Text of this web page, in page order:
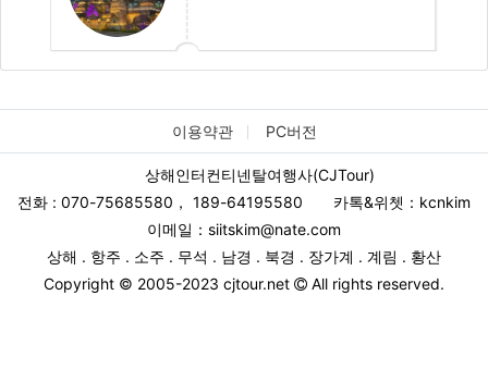
이용약관 PC버전
상해인터컨티넨탈여행사(CJTour)
전화 : 070-75685580 ， 189-64195580
카톡&위쳇：kcnkim
이메일：siitskim@nate.com
상해 . 항주 . 소주 . 무석 . 남경 . 북경 . 장가계 . 계림 . 황산
Copyright © 2005-2023 cjtour.net
All rights reserved.